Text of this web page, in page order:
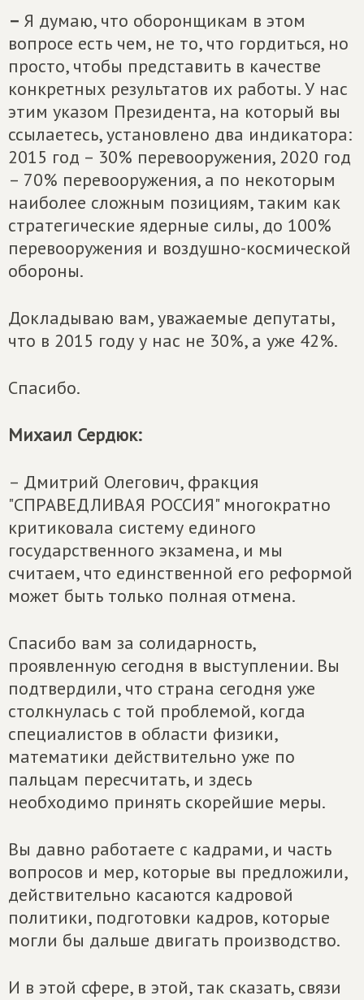
– Я думаю, что оборонщикам в этом
вопросе есть чем, не то, что гордиться, но
просто, чтобы представить в качестве
конкретных результатов их работы. У нас
этим указом Президента, на который вы
ссылаетесь, установлено два индикатора:
2015 год – 30% перевооружения, 2020 год
– 70% перевооружения, а по некоторым
наиболее сложным позициям, таким как
стратегические ядерные силы, до 100%
перевооружения и воздушно-космической
обороны.
Докладываю вам, уважаемые депутаты,
что в 2015 году у нас не 30%, а уже 42%.
Спасибо.
Михаил Сердюк:
– Дмитрий Олегович, фракция
"СПРАВЕДЛИВАЯ РОССИЯ" многократно
критиковала систему единого
государственного экзамена, и мы
считаем, что единственной его реформой
может быть только полная отмена.
Спасибо вам за солидарность,
проявленную сегодня в выступлении. Вы
подтвердили, что страна сегодня уже
столкнулась с той проблемой, когда
специалистов в области физики,
математики действительно уже по
пальцам пересчитать, и здесь
необходимо принять скорейшие меры.
Вы давно работаете с кадрами, и часть
вопросов и мер, которые вы предложили,
действительно касаются кадровой
политики, подготовки кадров, которые
могли бы дальше двигать производство.
И в этой сфере, в этой, так сказать, связи